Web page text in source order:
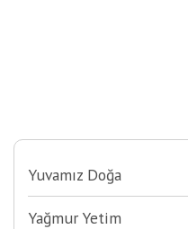
Yuvamız Doğa
Yağmur Yetim